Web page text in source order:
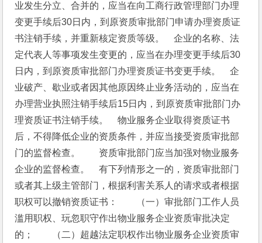
业发生分立、合并的，应当在向工商行政管理部门办理
变更手续后30日内，到原资质审批部门申请办理资质证
书注销手续，并重新核定资质等级。　企业的名称、法
定代表人等事项发生变更的，应当在办理变更手续后30
日内，到原资质审批部门办理资质证书变更手续。　企
业破产、歇业或者因其他原因终止业务活动的，应当在
办理营业执照注销手续后15日内，到原资质审批部门办
理资质证书注销手续。　物业服务企业取得资质证书
后，不得降低企业的资质条件，并应当接受资质审批部
门的监督检查。　　资质审批部门应当加强对物业服务
企业的监督检查。　有下列情形之一的，资质审批部门
或者其上级主管部门，根据利害关系人的请求或者根据
职权可以撤销资质证书：　　（一）审批部门工作人员
滥用职权、玩忽职守作出物业服务企业资质审批决定
的；　　（二）超越法定职权作出物业服务企业资质审